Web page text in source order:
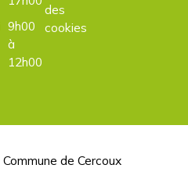
9h00
à
12h00
des
cookies
Commune de Cercoux